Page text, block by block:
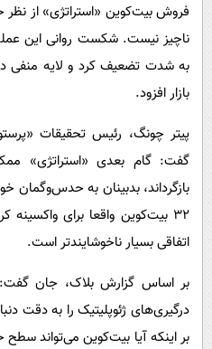
فروش بیت‌کوین «استراتژی» از نظر
ناچیز نیست. شکست روانی این
به شدت تضعیف کرد و لایه منفی
بازار افزود.
گفت: گام بعدی «استراتژی»
بازگرداند، بدبینان به حدس‌وگمان
۳۲ بیت‌کوین واقعا برای
اتفاقی بسیار ناخوشایندتر است.
بر اساس گزارش بلاک، جان گفت:
درگیری‌های ژئوپلیتیک را به دقت